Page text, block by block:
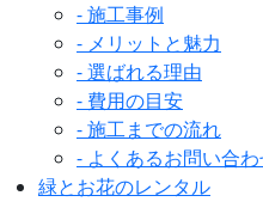
- 施工事例
- メリットと魅力
- 選ばれる理由
- 費用の目安
- 施工までの流れ
- よくあるお問い合
緑とお花のレンタル